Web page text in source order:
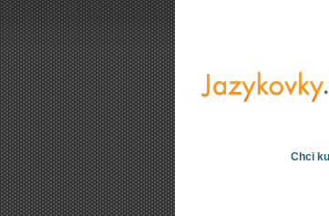
Chci